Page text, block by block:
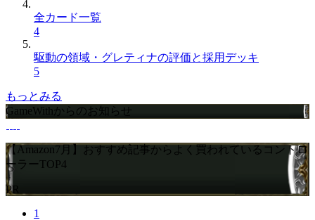
全カード一覧
4
駆動の領域・グレティナの評価と採用デッキ
5
もっとみる
GameWithからのお知らせ
【Amazon7月】おすすめ記事からよく買われているコントロ
ーラーTOP4
PR
1